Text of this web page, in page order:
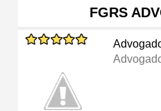
FGRS